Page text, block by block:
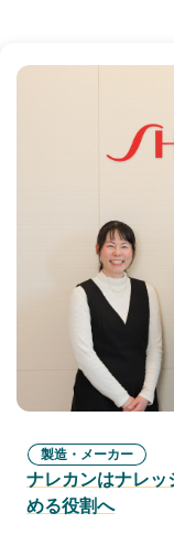
製造・メーカー
ナレカンはナレッ
める役割へ